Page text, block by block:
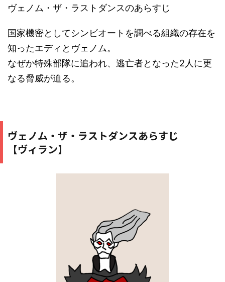
ヴェノム・ザ・ラストダンスのあらすじ
国家機密としてシンビオートを調べる組織の存在を
知ったエディとヴェノム。
なぜか特殊部隊に追われ、逃亡者となった2人に更
なる脅威が迫る。
ヴェノム・ザ・ラストダンスあらすじ
【ヴィラン】